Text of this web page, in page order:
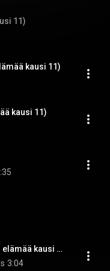
11)
kausi 11)
kausi 11)
Härkäinen myrkynkeittäjä (Vain elämää kausi 11)
3:04